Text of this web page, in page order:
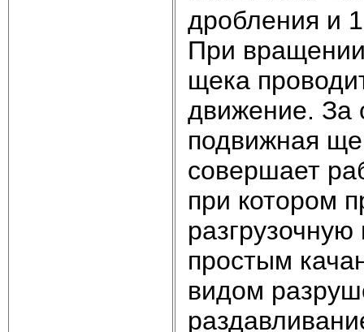
дробления и
При вращении
щека
движение. За
подвижная
совершает
при котором
простым
видом